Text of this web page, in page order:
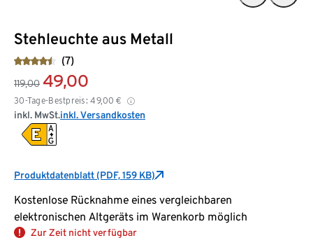
Stehleuchte aus Metall
(7)
119,00 49,00
30-Tage-Bestpreis: 49,00 €
inkl. MwSt.inkl. Versandkosten
Produktdatenblatt (PDF, 159 KB)
Kostenlose Rücknahme eines vergleichbaren
elektronischen Altgeräts im Warenkorb möglich
Zur Zeit nicht verfügbar